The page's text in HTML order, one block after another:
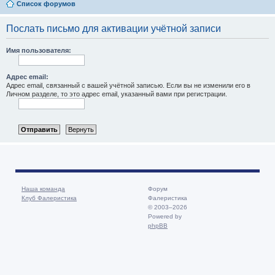
Список форумов
Послать письмо для активации учётной записи
Имя пользователя:
Адрес email:
Адрес email, связанный с вашей учётной записью. Если вы не изменили его в
Личном разделе, то это адрес email, указанный вами при регистрации.
Наша команда
Клуб Фалеристика
Форум
Фалеристика
© 2003–2026
Powered by
phpBB